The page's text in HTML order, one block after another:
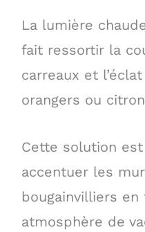
La lumière
fait ressortir la
carreaux et
orangers ou
Cette solution
accentuer les
bougainvilliers
atmosphère de